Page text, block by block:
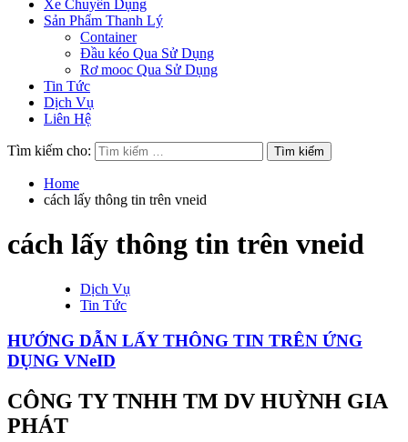
Xe Chuyên Dụng
Sản Phẩm Thanh Lý
Container
Đầu kéo Qua Sử Dụng
Rơ mooc Qua Sử Dụng
Tin Tức
Dịch Vụ
Liên Hệ
Tìm kiếm cho:
Home
cách lấy thông tin trên vneid
cách lấy thông tin trên vneid
Dịch Vụ
Tin Tức
HƯỚNG DẪN LẤY THÔNG TIN TRÊN ỨNG
DỤNG VNeID
CÔNG TY TNHH TM DV HUỲNH GIA
PHÁT